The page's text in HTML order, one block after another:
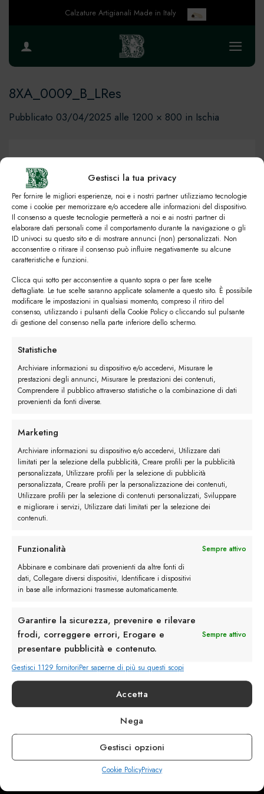
Gestisci la tua privacy
Per fornire le migliori esperienze, noi e i nostri partner utilizziamo tecnologie
come i cookie per memorizzare e/o accedere alle informazioni del dispositivo.
Il consenso a queste tecnologie permetterà a noi e ai nostri partner di
elaborare dati personali come il comportamento durante la navigazione o gli
ID univoci su questo sito e di mostrare annunci (non) personalizzati. Non
acconsentire o ritirare il consenso può influire negativamente su alcune
caratteristiche e funzioni.
Clicca qui sotto per acconsentire a quanto sopra o per fare scelte
dettagliate. Le tue scelte saranno applicate solamente a questo sito. È possibile
modificare le impostazioni in qualsiasi momento, compreso il ritiro del
consenso, utilizzando i pulsanti della Cookie Policy o cliccando sul pulsante
di gestione del consenso nella parte inferiore dello schermo.
Statistiche
Archiviare informazioni su dispositivo e/o accedervi, Misurare le
prestazioni degli annunci, Misurare le prestazioni dei contenuti,
Comprendere il pubblico attraverso statistiche o la combinazione di dati
provenienti da fonti diverse.
Marketing
Archiviare informazioni su dispositivo e/o accedervi, Utilizzare dati
limitati per la selezione della pubblicità, Creare profili per la pubblicità
personalizzata, Utilizzare profili per la selezione di pubblicità
personalizzata, Creare profili per la personalizzazione dei contenuti,
Utilizzare profili per la selezione di contenuti personalizzati, Sviluppare
e migliorare i servizi, Utilizzare dati limitati per la selezione dei
contenuti.
Funzionalità
Sempre attivo
Abbinare e combinare dati provenienti da altre fonti di
dati, Collegare diversi dispositivi, Identificare i dispositivi
in base alle informazioni trasmesse automaticamente.
Garantire la sicurezza, prevenire e rilevare
frodi, correggere errori, Erogare e
presentare pubblicità e contenuto.
Sempre attivo
Gestisci 1129 fornitoriPer saperne di più su questi scopi
Accetta
Nega
Gestisci opzioni
Cookie PolicyPrivacy
Calzature Artigianali Made in Italy
8XA_0009_B_LRes
Pubblicato 03/04/2025 alle 1200 × 800 in Ischia
I trackback sono chiusi, ma puoi
←Precedente
Successivo→
Lascia un commento
Servizio Clienti
info@calzaturebelfiore.com
+39 02 468042
MI 20145 • Milano
Termini e Condizioni
Resi e Rimborsi
Spedizioni
Privacy